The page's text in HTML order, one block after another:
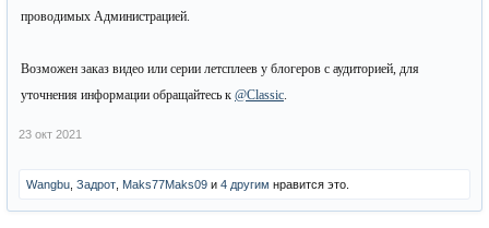
проводимых Администрацией.
Возможен заказ видео или серии летсплеев у блогеров с аудиторией, для
уточнения информации обращайтесь к @Classic.
23 окт 2021
Wangbu Задрот Maks77Maks09 и 4 другим нравится это.